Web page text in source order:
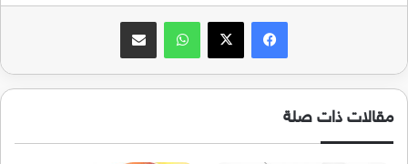
فيسبوك واتساب
مقالات ذات صلة